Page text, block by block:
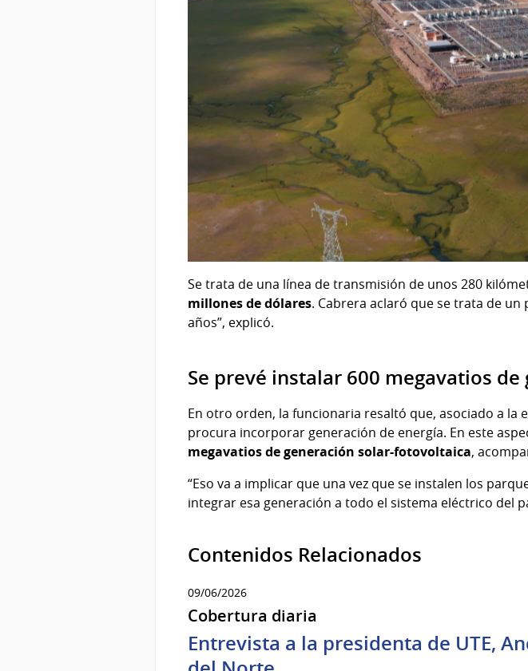
Se trata de una línea de transmisión de unos 280
millones de dólares. Cabrera aclaró que se trata de un
años”, explicó.
Se prevé instalar 600 megavatios
En otro orden, la funcionaria resaltó que, asociado a
procura incorporar generación de energía. En este
megavatios de generación solar-fotovoltaica,
“Eso va a implicar que una vez que se instalen los
integrar esa generación a todo el sistema eléctrico del
Contenidos Relacionados
09/06/2026
Cobertura diaria
Entrevista a la presidenta de UTE,